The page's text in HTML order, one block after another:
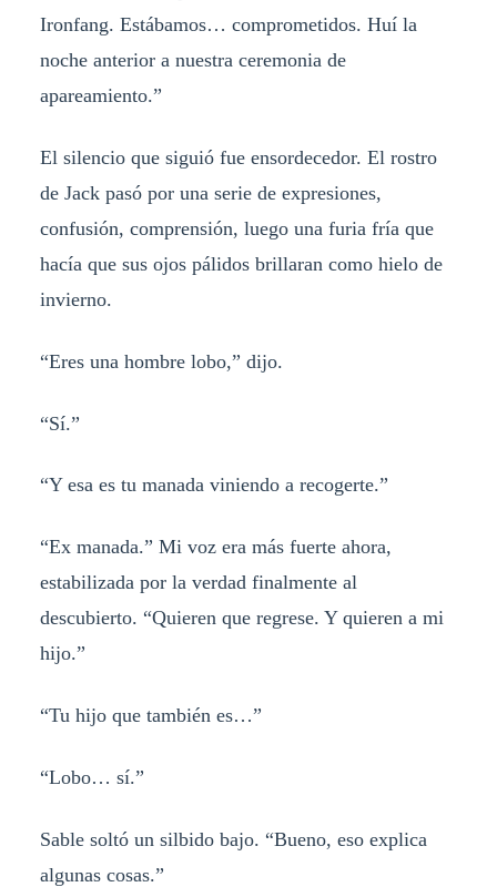
Ironfang. Estábamos… comprometidos. Huí la
noche anterior a nuestra ceremonia de
apareamiento.”
El silencio que siguió fue ensordecedor. El rostro
de Jack pasó por una serie de expresiones,
confusión, comprensión, luego una furia fría que
hacía que sus ojos pálidos brillaran como hielo de
invierno.
“Eres una hombre lobo,” dijo.
“Sí.”
“Y esa es tu manada viniendo a recogerte.”
“Ex manada.” Mi voz era más fuerte ahora,
estabilizada por la verdad finalmente al
descubierto. “Quieren que regrese. Y quieren a mi
hijo.”
“Tu hijo que también es…”
“Lobo… sí.”
Sable soltó un silbido bajo. “Bueno, eso explica
algunas cosas.”